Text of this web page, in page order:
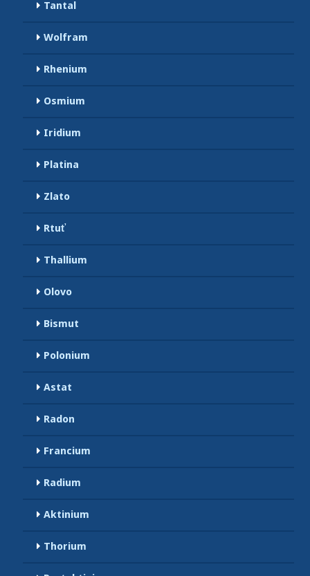
Tantal
Wolfram
Rhenium
Osmium
Iridium
Platina
Zlato
Rtuť
Thallium
Olovo
Bismut
Polonium
Astat
Radon
Francium
Radium
Aktinium
Thorium